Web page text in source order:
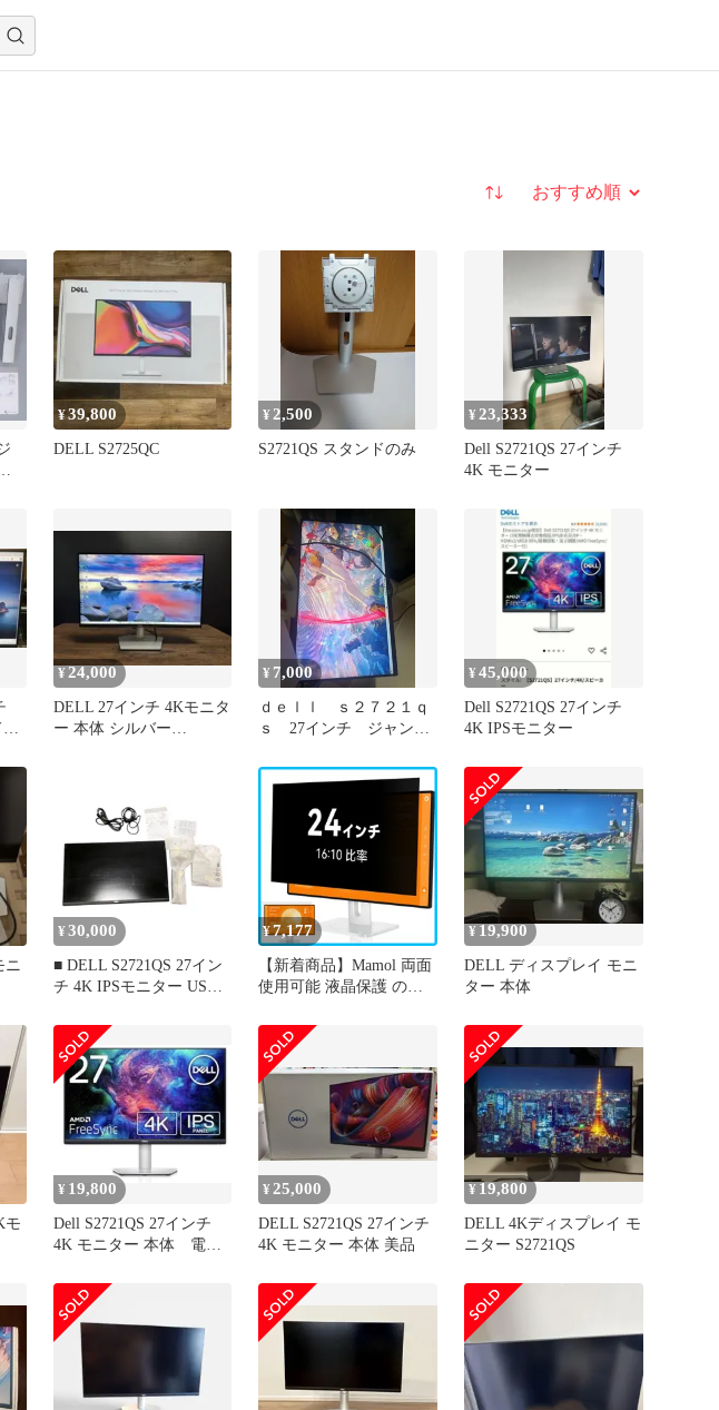
並び替え
¥39,800
DELL S2725QC
¥ 2,500
S2721QS スタンドのみ
¥ 23,333
Dell S2721QS 27インチ
4K モニター
¥ 24,000
DELL 27インチ 4Kモニタ
ー 本体 シルバー
¥ 7,000
ｄｅｌｌ ｓ２７２１ｑ
ｓ 27インチ ジャンク
¥45,000
Dell S2721QS 27インチ
4K IPSモニター
ニ
¥ 30,000
■ DELL S2721QS 27イン
チ 4K IPSモニター USB-
2735061,2735061
¥7,177
【新着商品】Mamol 両面
使用可能 液晶保護 のぞ
ィルター のぞき見防止フ
ィルター PCモニター パ
ソコン ブルーライトカッ
ト プライバシーフィルタ
ー 16:10 24インチ 覗き見
防止フィルター
¥ 19,900
DELL ディスプレイ モニ
ター 本体
モ
¥ 19,800
Dell S2721QS 27インチ
4K モニター 本体 電源
¥ 25,000
DELL S2721QS 27インチ
4K モニター 本体 美品
¥ 19,800
DELL 4Kディスプレイ モ
ニター S2721QS